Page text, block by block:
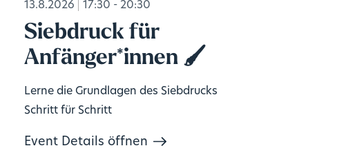
13.8.2026 17:30 - 20:30
Siebdruck für
Anfänger*innen 🖌️
Lerne die Grundlagen des Siebdrucks
Schritt für Schritt
Event Details öffnen